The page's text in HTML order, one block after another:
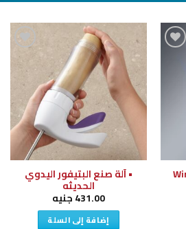
إضافة
إلى
قائمة
الرغبات
• آلة صنع البتيفور اليدوي
الحديثه
431.00جنيه
إضافة إلى السلة